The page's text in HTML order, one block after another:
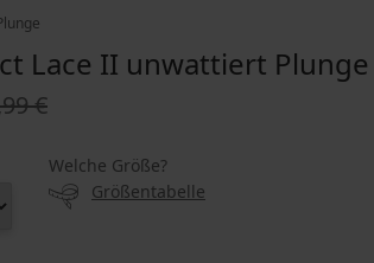
Lace II unwattiert Plunge
€
Welche Größe?
Größentabelle